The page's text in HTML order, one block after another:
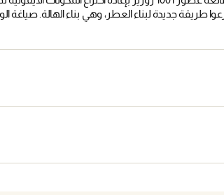
طريقة جديدة لبناء العطر، وهي بناء الهالة.